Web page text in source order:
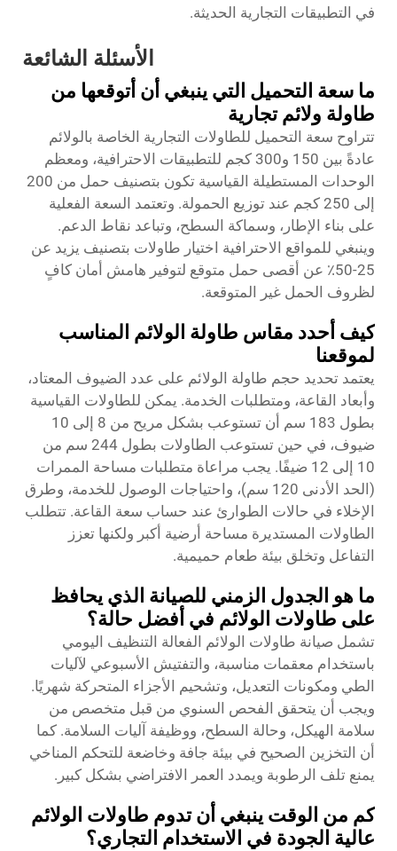
في التطبيقات التجارية الحديثة.
الأسئلة الشائعة
ما سعة التحميل التي ينبغي أن أتوقعها من
طاولة ولائم تجارية
تتراوح سعة التحميل للطاولات التجارية الخاصة بالولائم
عادةً بين 150 و300 كجم للتطبيقات الاحترافية، ومعظم
الوحدات المستطيلة القياسية تكون بتصنيف حمل من 200
إلى 250 كجم عند توزيع الحمولة. وتعتمد السعة الفعلية
على بناء الإطار، وسماكة السطح، وتباعد نقاط الدعم.
وينبغي للمواقع الاحترافية اختيار طاولات بتصنيف يزيد عن
25-50٪ عن أقصى حمل متوقع لتوفير هامش أمان كافٍ
لظروف الحمل غير المتوقعة.
كيف أحدد مقاس طاولة الولائم المناسب
لموقعنا
يعتمد تحديد حجم طاولة الولائم على عدد الضيوف المعتاد،
وأبعاد القاعة، ومتطلبات الخدمة. يمكن للطاولات القياسية
بطول 183 سم أن تستوعب بشكل مريح من 8 إلى 10
ضيوف، في حين تستوعب الطاولات بطول 244 سم من
10 إلى 12 ضيفًا. يجب مراعاة متطلبات مساحة الممرات
(الحد الأدنى 120 سم)، واحتياجات الوصول للخدمة، وطرق
الإخلاء في حالات الطوارئ عند حساب سعة القاعة. تتطلب
الطاولات المستديرة مساحة أرضية أكبر ولكنها تعزز
التفاعل وتخلق بيئة طعام حميمية.
ما هو الجدول الزمني للصيانة الذي يحافظ
على طاولات الولائم في أفضل حالة؟
تشمل صيانة طاولات الولائم الفعالة التنظيف اليومي
باستخدام معقمات مناسبة، والتفتيش الأسبوعي لآليات
الطي ومكونات التعديل، وتشحيم الأجزاء المتحركة شهريًا.
ويجب أن يتحقق الفحص السنوي من قبل متخصص من
سلامة الهيكل، وحالة السطح، ووظيفة آليات السلامة. كما
أن التخزين الصحيح في بيئة جافة وخاضعة للتحكم المناخي
يمنع تلف الرطوبة ويمدد العمر الافتراضي بشكل كبير.
كم من الوقت ينبغي أن تدوم طاولات الولائم
عالية الجودة في الاستخدام التجاري؟